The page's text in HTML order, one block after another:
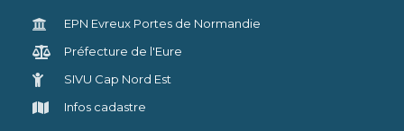
EPN Evreux Portes de Normandie
Préfecture de l'Eure
SIVU Cap Nord Est
Infos cadastre